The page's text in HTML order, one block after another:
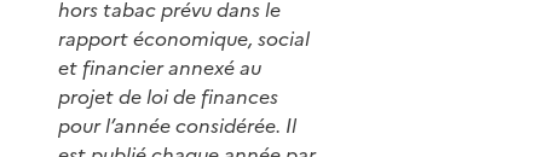
hors tabac prévu dans le
rapport économique, social
et financier annexé au
projet de loi de finances
pour l’année considérée. Il